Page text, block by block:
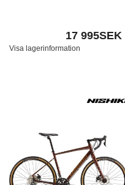
17 995SEK
Visa lagerinformation